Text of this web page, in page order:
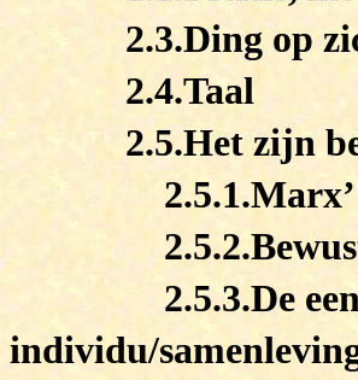
2.3.Ding op
2.4.Taal
2.5.Het zijn
2.5.3.De
individu/